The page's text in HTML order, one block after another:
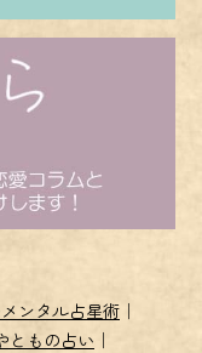
ンタル占星術 ｜
ともの占い ｜